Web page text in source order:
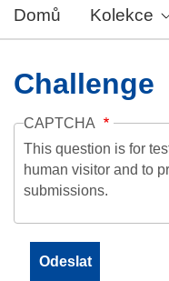
Domů Kolekce
Challenge
CAPTCHA
This question is for
human visitor and to
submissions.